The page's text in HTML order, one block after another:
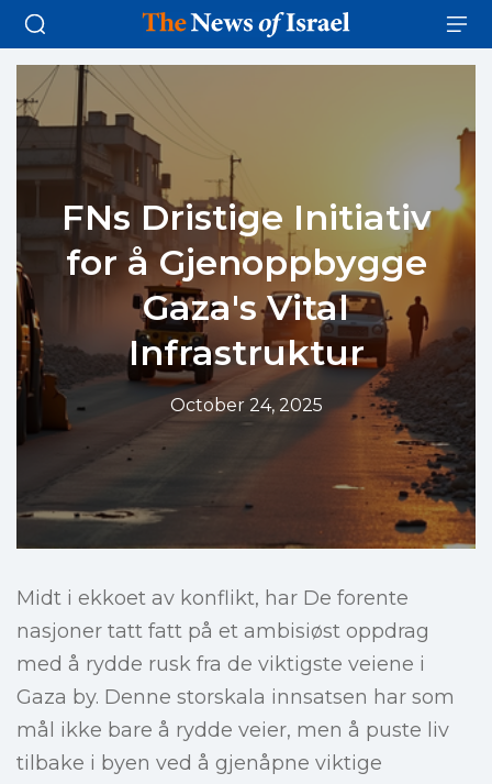
FNs Dristige Initiativ
for å Gjenoppbygge
Gaza's Vital
Infrastruktur
October 24, 2025
Midt i ekkoet av konflikt, har De forente
nasjoner tatt fatt på et ambisiøst oppdrag
med å rydde rusk fra de viktigste veiene i
Gaza by. Denne storskala innsatsen har som
mål ikke bare å rydde veier, men å puste liv
tilbake i byen ved å gjenåpne viktige